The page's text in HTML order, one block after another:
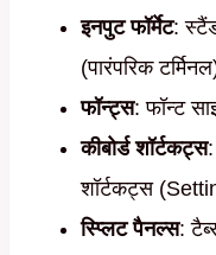
इनपुट फॉर्मेट:
(पारंपरिक
फॉन्ट्स: फॉन्ट
कीबोर्ड शॉर्टकट्स
शॉर्टकट्स
स्प्लिट पैनल्स: